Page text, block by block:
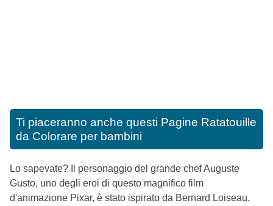
Ti piaceranno anche questi Pagine Ratatouille
da Colorare per bambini
Lo sapevate? Il personaggio del grande chef Auguste
Gusto, uno degli eroi di questo magnifico film
d'animazione Pixar, è stato ispirato da Bernard Loiseau.